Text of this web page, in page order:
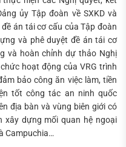
ủy Tập đoàn về SXKD và
án tái cơ cấu của Tập đoàn
và phê duyệt đề án tái cơ
và hoàn chỉnh dự thảo Nghị
hoạt động của VRG trình
bảo công ăn việc làm, tiền
tốt công tác an ninh quốc
địa bàn và vùng biên giới có
xây dựng mối quan hệ ngoại
Campuchia…